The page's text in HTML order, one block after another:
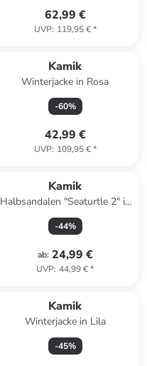
62,99 €
UVP: 119,95 €*
Kamik
Winterjacke in Rosa
-60%
42,99 €
UVP: 109,95 €*
Kamik
Halbsandalen "Seaturtle 2" in
Grau/ Grün
-44%
ab: 24,99 €
UVP: 44,99 €*
Kamik
Winterjacke in Lila
-45%